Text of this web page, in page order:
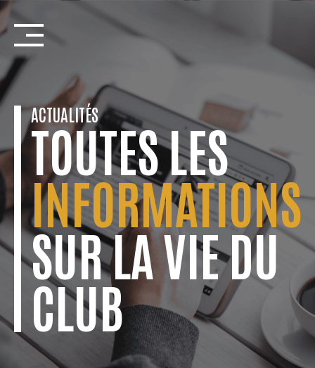
Skip
content
ACTUALITÉS
TOUTES LES
INFORMATIONS
SUR LA VIE DU
CLUB